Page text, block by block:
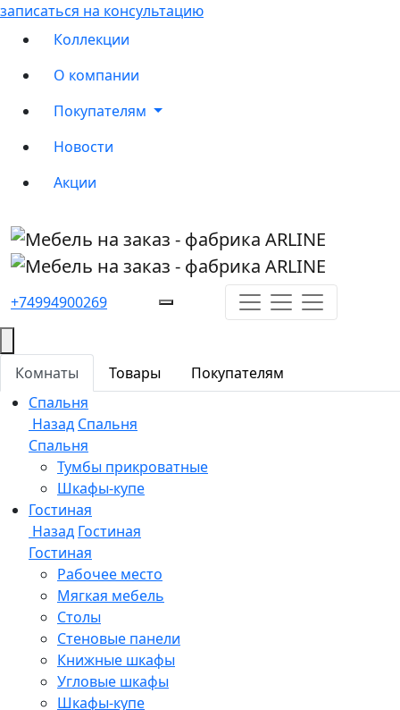
записаться на консультацию
Коллекции
О компании
Покупателям
Новости
Акции
+74994900269